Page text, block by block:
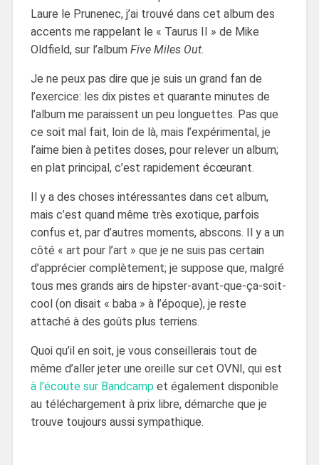
Laure le Prunenec, j’ai trouvé dans cet album des
accents me rappelant le « Taurus II » de Mike
Oldfield, sur l’album Five Miles Out.
Je ne peux pas dire que je suis un grand fan de
l’exercice: les dix pistes et quarante minutes de
l’album me paraissent un peu longuettes. Pas que
ce soit mal fait, loin de là, mais l’expérimental, je
l’aime bien à petites doses, pour relever un album;
en plat principal, c’est rapidement écœurant.
Il y a des choses intéressantes dans cet album,
mais c’est quand même très exotique, parfois
confus et, par d’autres moments, abscons. Il y a un
côté « art pour l’art » que je ne suis pas certain
d’apprécier complètement; je suppose que, malgré
tous mes grands airs de hipster-avant-que-ça-soit-
cool (on disait « baba » à l’époque), je reste
attaché à des goûts plus terriens.
Quoi qu’il en soit, je vous conseillerais tout de
même d’aller jeter une oreille sur cet OVNI, qui est
à l’écoute sur Bandcampet également disponible
au téléchargement à prix libre, démarche que je
trouve toujours aussi sympathique.